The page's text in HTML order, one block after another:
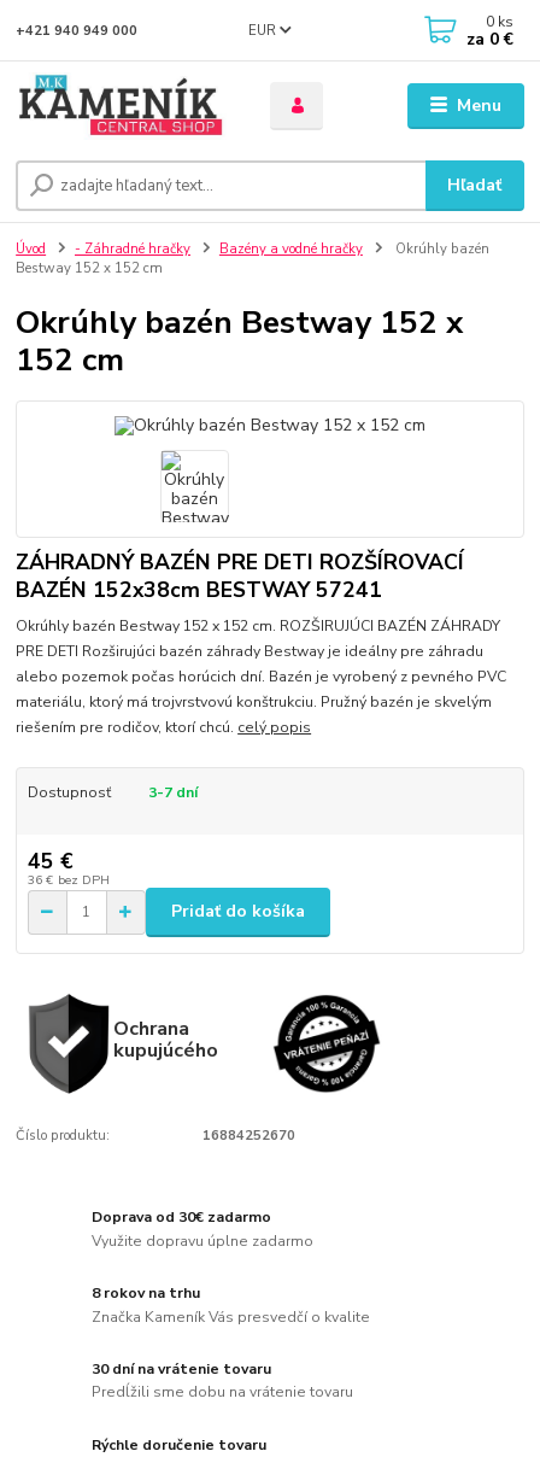
Menu
EUR
Hľadať
+421 940 949 000 0 ks
za 0 €
Úvod - Záhradné hračky Bazény a vodné hračky
Okrúhly bazén
Bestway 152 x 152 cm
Okrúhly bazén Bestway 152 x
152 cm
ZÁHRADNÝ BAZÉN PRE DETI ROZŠÍROVACÍ
BAZÉN 152x38cm BESTWAY 57241
Okrúhly bazén Bestway 152 x 152 cm. ROZŠIRUJÚCI BAZÉN ZÁHRADY
PRE DETI Rozširujúci bazén záhrady Bestway je ideálny pre záhradu
alebo pozemok počas horúcich dní. Bazén je vyrobený z pevného PVC
materiálu, ktorý má trojvrstvovú konštrukciu. Pružný bazén je skvelým
riešením pre rodičov, ktorí chcú. celý popis
Dostupnosť 3-7 dní
45 €
36 € bez DPH
Pridať do košíka
Ochrana
kupujúcého
Číslo produktu: 16884252670
Doprava od 30€ zadarmo
Využite dopravu úplne zadarmo
8 rokov na trhu
Značka Kameník Vás presvedčí o kvalite
30 dní na vrátenie tovaru
Predĺžili sme dobu na vrátenie tovaru
Rýchle doručenie tovaru